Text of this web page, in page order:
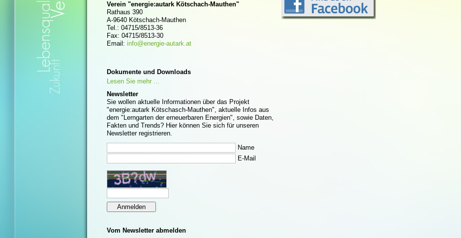
Verein "energie:autark Kötschach-Mauthen"
Rathaus 390
A-9640 Kötschach-Mauthen
Tel.: 04715/8513-36
Fax: 04715/8513-30
Email: info@energie-autark.at
Dokumente und Downloads
Lesen Sie mehr ...
Newsletter
Sie wollen aktuelle Informationen über das Projekt
"energie:autark Kötschasch-Mauthen", aktuelle Infos aus
dem "Lerngarten der erneuerbaren Energien", sowie Daten,
Fakten und Trends? Hier können Sie sich für unseren
Newsletter registrieren.
Name
E-Mail
Vom Newsletter abmelden